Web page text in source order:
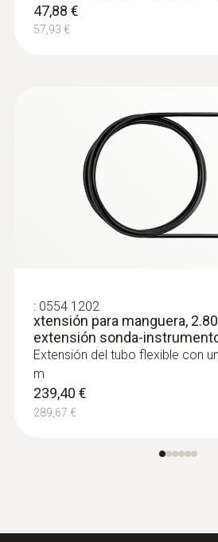
47,88 €
57,93 €
: 0554 1202
xtensión para manguera,
extensión sonda-
Extensión del tubo flexible con
m
239,40 €
289,67 €